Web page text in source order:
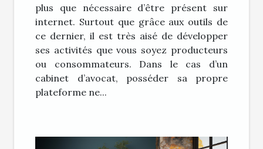
plus que nécessaire d’être présent sur
internet. Surtout que grâce aux outils de
ce dernier, il est très aisé de développer
ses activités que vous soyez producteurs
ou consommateurs. Dans le cas d’un
cabinet d’avocat, posséder sa propre
plateforme ne...